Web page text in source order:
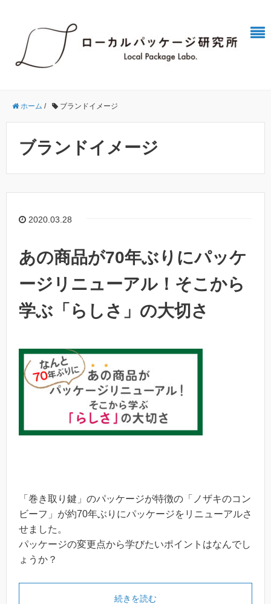
ホーム / ブランドイメージ
ブランドイメージ
2020.03.28
あの商品が70年ぶりにパッケ
ージリニューアル！そこから
学ぶ「らしさ」の大切さ
「巻き取り鍵」のパッケージが特徴の「ノザキのコン
ビーフ」が約70年ぶりにパッケージをリニューアルさ
せました。
パッケージの変更点から学びたいポイントはなんでし
ょうか？
続きを読む